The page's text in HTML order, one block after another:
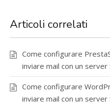
Articoli correlati
Come configurare
inviare mail con un server
Come configurare
inviare mail con un server